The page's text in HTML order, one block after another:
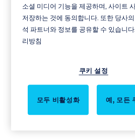
소셜 미디어 기능을 제공하며, 사이트
저장하는 것에 동의합니다. 또한 당사
석 파트너와 정보를 공유할 수 있습니다.
리방침
쿠키 설정
모두 비활성화 예, 모든